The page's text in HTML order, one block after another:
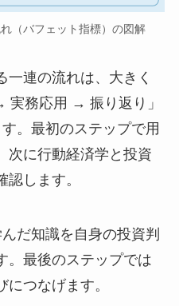
（バフェット指標）の図解
一連の流れは、大きく
実務応用 → 振り返り」
。最初のステップで用
次に行動経済学と投資
します。
だ知識を自身の投資判
。最後のステップでは
つなげます。